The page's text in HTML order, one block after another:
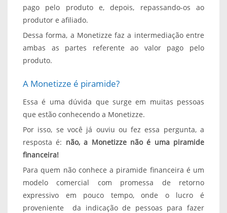
pago pelo produto e, depois, repassando-os ao
produtor e afiliado.
Dessa forma, a Monetizze faz a intermediação entre
ambas as partes referente ao valor pago pelo
produto.
A Monetizze é piramide?
Essa é uma dúvida que surge em muitas pessoas
que estão conhecendo a Monetizze.
Por isso, se você já ouviu ou fez essa pergunta, a
resposta é: não, a Monetizze não é uma piramide
financeira!
Para quem não conhece a piramide financeira é um
modelo comercial com promessa de retorno
expressivo em pouco tempo, onde o lucro é
proveniente
da indicação de pessoas para fazer